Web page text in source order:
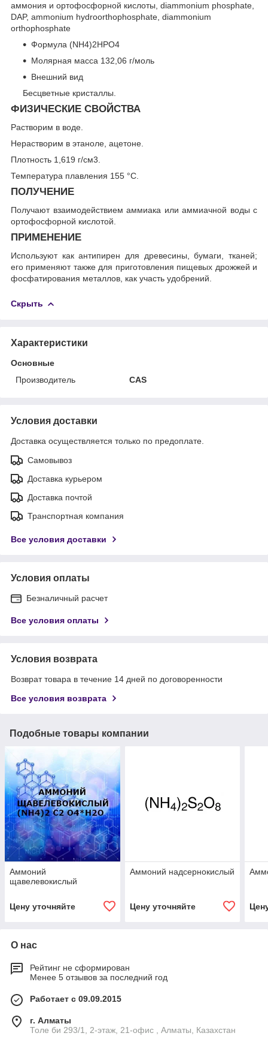
аммония и ортофосфорной кислоты, diammonium phosphate,
DAP, ammonium hydroorthophosphate, diammonium
orthophosphate
Формула (NH4)2HPO4
Молярная масса 132,06 г/моль
Внешний вид
Бесцветные кристаллы.
ФИЗИЧЕСКИЕ СВОЙСТВА
Растворим в воде.
Нерастворим в этаноле, ацетоне.
Плотность 1,619 г/см3.
Температура плавления 155 °C.
ПОЛУЧЕНИЕ
Получают взаимодействием аммиака или аммиачной воды с
ортофосфорной кислотой.
ПРИМЕНЕНИЕ
Используют как антипирен для древесины, бумаги, тканей;
его применяют также для приготовления пищевых дрожжей и
фосфатирования металлов, как участь удобрений.
Скрыть
Характеристики
Основные
Производитель
CAS
Условия доставки
Доставка осуществляется только по предоплате.
Самовывоз
Доставка курьером
Доставка почтой
Транспортная компания
Все условия доставки
Условия оплаты
Безналичный расчет
Все условия оплаты
Условия возврата
Возврат товара в течение 14 дней по договоренности
Все условия возврата
Подобные товары компании
Аммоний
щавелевокислый
Цену уточняйте
Аммоний надсернокислый
Цену уточняйте
О нас
Рейтинг не сформирован
Менее 5 отзывов за последний год
Работает с 09.09.2015
г. Алматы
Толе би 293/1, 2-этаж, 21-офис , Алматы, Казахстан